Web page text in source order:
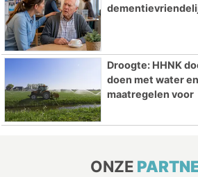
Droogte: HHNK
doen met water
maatregelen voor
ONZE